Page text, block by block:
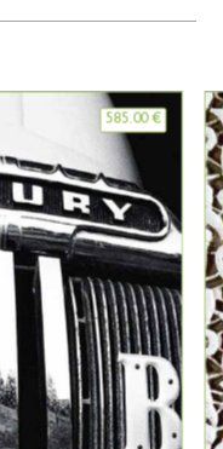
585.00€